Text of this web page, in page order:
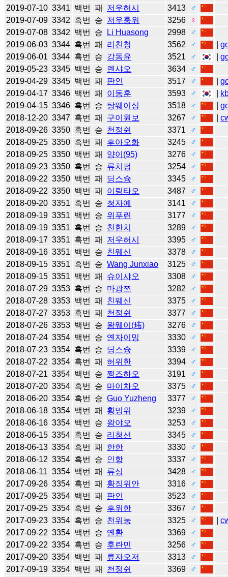
2019-07-10 3341 백번 패 저우허시 3413
♂
2019-07-09 3342 흑번 승 저우훙위 3256
♀
2019-07-08 3342 백번 승 Li Huasong 2998
♂
2019-06-03 3344 흑번 패 리친청 3562 ♂ |
2019-06-01 3344 흑번 승 강동윤 3521 ♂ |
2019-05-23 3345 백번 승 롄샤오 3634
♂
2019-04-29 3345 백번 패 판인 3517 ♂ |
2019-04-17 3346 백번 패 이동훈 3593 ♂
2019-04-15 3346 흑번 승 탕웨이싱 3518 ♂ |
2018-12-20 3347 흑번 패 구이원보 3267 ♂ |
2018-09-26 3350 흑번 승 천정쉰 3371
♂
2018-09-25 3350 흑번 패 후아오화 3245
♂
2018-09-25 3350 백번 패 양이(95) 3276
♂
2018-09-23 3350 흑번 승 류치펑 3254
♂
2018-09-22 3350 백번 패 딩스슝 3345
♂
2018-09-22 3350 백번 패 이링타오 3487
♂
2018-09-20 3351 흑번 승 청자예 3141
♂
2018-09-19 3351 백번 승 위푸린 3177
♂
2018-09-19 3351 흑번 승 천한치 3289
♂
2018-09-17 3351 흑번 패 저우허시 3395
♂
2018-09-16 3351 백번 승 친웨신 3378
♂
2018-09-15 3351 흑번 승 Wang Junxiao 3125
♂
2018-09-15 3351 백번 패 슈이샤오 3308
♂
2018-07-29 3353 흑번 승 마광쯔 3282
♂
2018-07-28 3353 백번 패 친웨신 3375
♂
2018-07-27 3353 흑번 패 천정쉰 3377
♂
2018-07-26 3353 백번 승 왕웨이(玮) 3276
♂
2018-07-24 3354 백번 승 옌자이밍 3330
♂
2018-07-23 3354 흑번 승 딩스슝 3339
♂
2018-07-22 3354 흑번 패 허위한 3394
♂
2018-07-21 3354 백번 승 쩡즈하오 3191
♂
2018-07-20 3354 흑번 승 마이차오 3375
♂
2018-06-20 3354 흑번 승 Guo Yuzheng 3377
♂
2018-06-18 3354 백번 패 황밍위 3239
♂
2018-06-16 3354 백번 승 왕야오 3253
♂
2018-06-15 3354 흑번 승 리청선 3345
♂
2018-06-13 3354 흑번 패 한한 3330
♂
2018-06-12 3354 흑번 승 인항 3337
♂
2018-06-11 3354 백번 패 류싱 3428
♂
2017-09-26 3354 흑번 패 황징위안 3316
♂
2017-09-25 3354 백번 패 판인 3523
♂
2017-09-25 3354 흑번 승 후위한 3367
♂
2017-09-23 3354 흑번 승 천위눙 3325 ♂ |
2017-09-22 3354 백번 승 옌환 3369
♂
2017-09-22 3354 흑번 승 후란민 3256
♂
2017-09-20 3354 백번 패 류자오저 3313
♂
2017-09-19 3354 백번 패 천정쉰 3369
♂